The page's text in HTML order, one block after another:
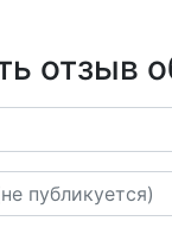
отзыв